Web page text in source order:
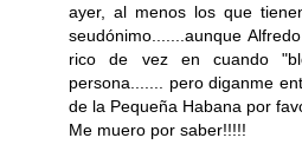
ayer, al menos los que
seudónimo.......aunque
rico de vez en cuando
persona....... pero diganme
de la Pequeña Habana por
Me muero por saber!!!!!